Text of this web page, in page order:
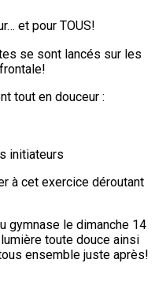
et pour TOUS!
se sont lancés sur les
tout en douceur :
initiateurs
à cet exercice déroutant
gymnase le dimanche 14
toute douce ainsi
ensemble juste après!